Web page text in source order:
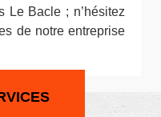
Le Bacle ; n’hésitez
de notre entreprise